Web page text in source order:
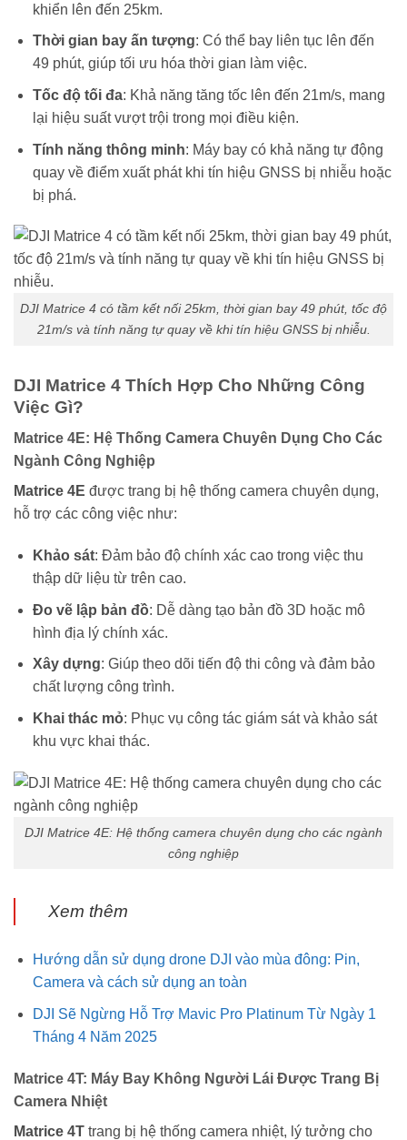
khiển lên đến 25km.
Thời gian bay ấn tượng: Có thể bay liên tục lên đến
49 phút, giúp tối ưu hóa thời gian làm việc.
Tốc độ tối đa: Khả năng tăng tốc lên đến 21m/s, mang
lại hiệu suất vượt trội trong mọi điều kiện.
Tính năng thông minh: Máy bay có khả năng tự động
quay về điểm xuất phát khi tín hiệu GNSS bị nhiễu hoặc
bị phá.
DJI Matrice 4 có tầm kết nối 25km, thời gian bay 49 phút, tốc độ
21m/s và tính năng tự quay về khi tín hiệu GNSS bị nhiễu.
DJI Matrice 4 Thích Hợp Cho Những Công
Việc Gì?
Matrice 4E: Hệ Thống Camera Chuyên Dụng Cho Các
Ngành Công Nghiệp
Matrice 4E được trang bị hệ thống camera chuyên dụng,
hỗ trợ các công việc như:
Khảo sát: Đảm bảo độ chính xác cao trong việc thu
thập dữ liệu từ trên cao.
Đo vẽ lập bản đồ: Dễ dàng tạo bản đồ 3D hoặc mô
hình địa lý chính xác.
Xây dựng: Giúp theo dõi tiến độ thi công và đảm bảo
chất lượng công trình.
Khai thác mỏ: Phục vụ công tác giám sát và khảo sát
khu vực khai thác.
DJI Matrice 4E: Hệ thống camera chuyên dụng cho các ngành
công nghiệp
Xem thêm
Hướng dẫn sử dụng drone DJI vào mùa đông: Pin,
Camera và cách sử dụng an toàn
DJI Sẽ Ngừng Hỗ Trợ Mavic Pro Platinum Từ Ngày 1
Tháng 4 Năm 2025
Matrice 4T: Máy Bay Không Người Lái Được Trang Bị
Camera Nhiệt
Matrice 4T trang bị hệ thống camera nhiệt, lý tưởng cho